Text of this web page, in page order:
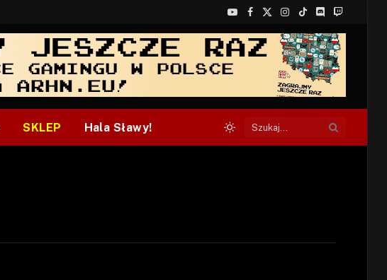
YouTube
Facebook
X
(Twitter)
Instagram
TikTokDiscordTwitch
SKLEP Hala Sławy!